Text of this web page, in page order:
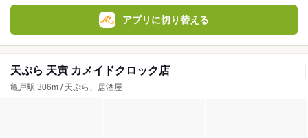
アプリに切り替える
天ぷら 天寅 カメイドクロック店
亀戸駅 306m / 天ぷら、居酒屋